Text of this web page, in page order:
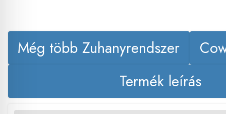
Még több Zuhanyrendszer
Termék leírás